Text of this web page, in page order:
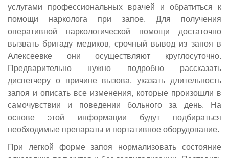
услугами профессиональных врачей и обратиться к
помощи нарколога при запое. Для получения
оперативной наркологической помощи достаточно
вызвать бригаду медиков, срочный вывод из запоя в
Алексеевке они осуществляют круглосуточно.
Предварительно нужно подробно рассказать
диспетчеру о причине вызова, указать длительность
запоя и описать все изменения, которые произошли в
самочувствии и поведении больного за день. На
основе этой информации будут подбираться
необходимые препараты и портативное оборудование.
При легкой форме запоя нормализовать состояние